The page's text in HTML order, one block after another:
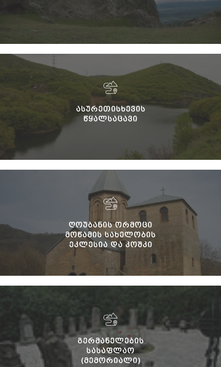
ᲐᲡᲣᲠᲔᲗᲘᲡᲮᲔᲕᲘᲡ
ᲬᲧᲐᲚᲡᲐᲪᲐᲕᲘ
ᲦᲝᲣᲑᲐᲜᲘᲡ ᲝᲠᲛᲝᲪᲘ
ᲛᲝᲬᲐᲛᲘᲡ ᲡᲐᲮᲔᲚᲝᲑᲘᲡ
ᲔᲙᲚᲔᲡᲘᲐ ᲓᲐ ᲙᲝᲨᲙᲘ
ᲒᲔᲠᲛᲐᲜᲔᲚᲔᲑᲘᲡ
ᲡᲐᲡᲐᲤᲚᲐᲝ
(ᲛᲔᲛᲝᲠᲘᲐᲚᲘ)